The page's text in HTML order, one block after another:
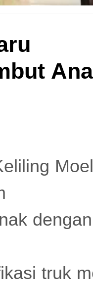
dengan
truk